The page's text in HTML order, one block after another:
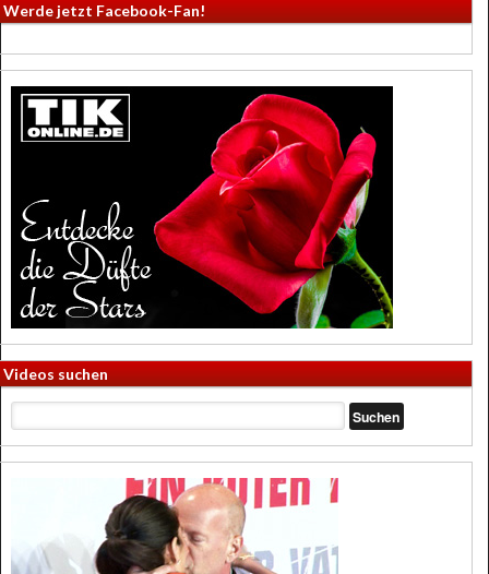
Werde jetzt Facebook-Fan!
Videos suchen